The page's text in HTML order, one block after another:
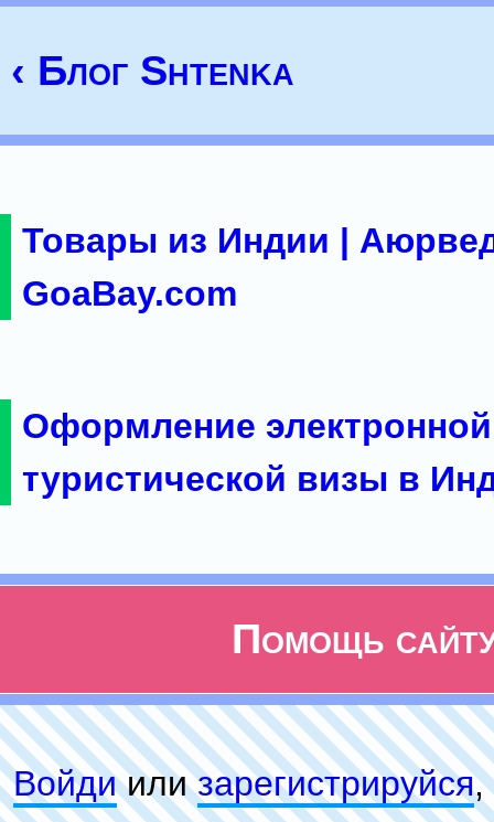
‹ Блог Shtenka
Товары из Индии |
GoaBay.com
Оформление электронной
туристической визы в
Помощь
Войдиилизарeгиcтpируйся,